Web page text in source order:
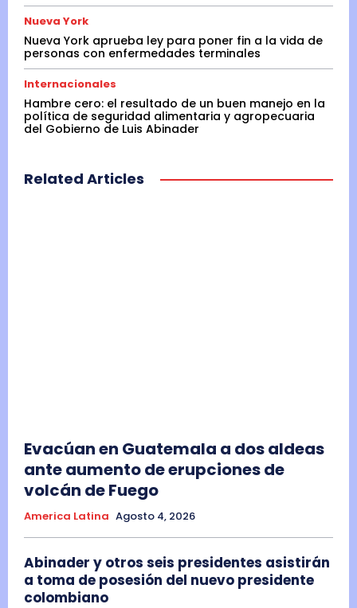
Nueva York
Nueva York aprueba ley para poner fin a la vida de
personas con enfermedades terminales
Internacionales
Hambre cero: el resultado de un buen manejo en la
política de seguridad alimentaria y agropecuaria
del Gobierno de Luis Abinader
Related Articles
Evacúan en Guatemala a dos aldeas
ante aumento de erupciones de
volcán de Fuego
America Latina Agosto 4, 2026
Abinader y otros seis presidentes asistirán
a toma de posesión del nuevo presidente
colombiano